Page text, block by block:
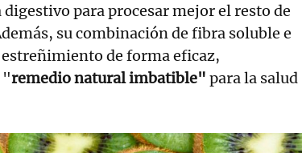
para procesar mejor el resto de
su combinación de fibra soluble e
de forma eficaz,
"remedio natural imbatible" para la salud